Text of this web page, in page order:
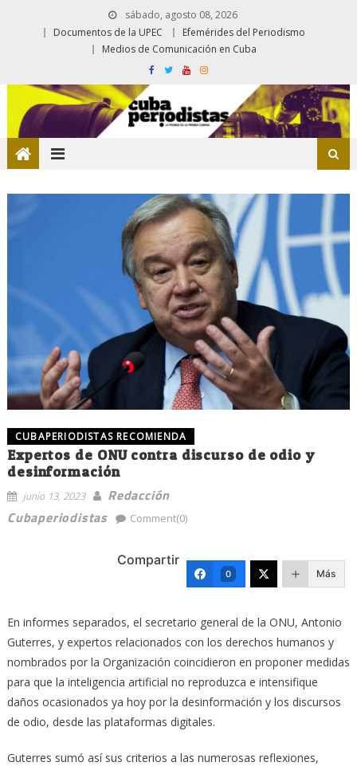
sábado, agosto 08, 2026
Documentos de la UPEC
Efemérides del Periodismo
Medios de Comunicación en Cuba
CUBAPERIODISTAS RECOMIENDA
Expertos de ONU contra discurso de odio y
desinformación
junio 13, 2023
Redacción
Cubaperiodistas
Comment(0)
Compartir
0 Más
En informes separados, el secretario general de la ONU, Antonio
Guterres, y expertos relacionados con los derechos humanos y
nombrados por la Organización coincidieron en proponer medidas
para que la inteligencia artificial no reproduzca e intensifique
daños ocasionados ya hoy por la desinformación y los discursos
de odio, desde las plataformas digitales.
Guterres sumó así sus criterios a las numerosas reflexiones,